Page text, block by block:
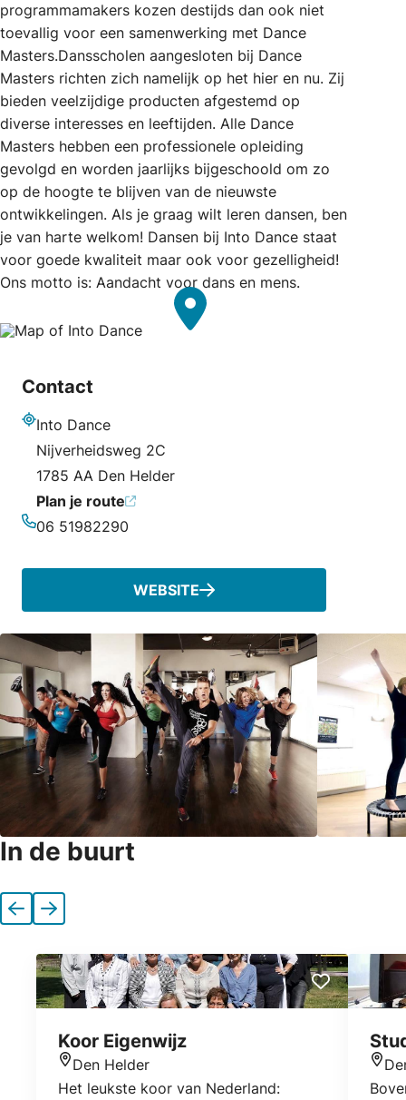
programmamakers kozen destijds dan ook niet
toevallig voor een samenwerking met Dance
Masters.Dansscholen aangesloten bij Dance
Masters richten zich namelijk op het hier en nu. Zij
bieden veelzijdige producten afgestemd op
diverse interesses en leeftijden. Alle Dance
Masters hebben een professionele opleiding
gevolgd en worden jaarlijks bijgeschoold om zo
op de hoogte te blijven van de nieuwste
ontwikkelingen. Als je graag wilt leren dansen, ben
je van harte welkom! Dansen bij Into Dance staat
voor goede kwaliteit maar ook voor gezelligheid!
Ons motto is: Aandacht voor dans en mens.
Contact
Into Dance
Nijverheidsweg 2C
1785 AA Den Helder
Plan je route
06 51982290
WEBSITE
In de buurt
VorigeVolgende
Koor Eigenwijz
Den Helder
Het leukste koor van Nederland: